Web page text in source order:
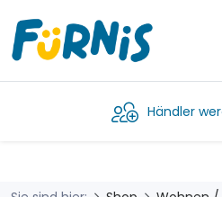
Händler